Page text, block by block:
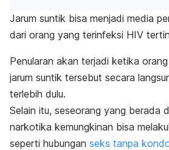
Jarum suntik bisa menjadi media
dari orang yang terinfeksi HIV
Penularan akan terjadi ketika
jarum suntik tersebut secara
terlebih dulu.
Selain itu, seseorang yang berada
narkotika kemungkinan bisa
seperti hubungan seks tanpa